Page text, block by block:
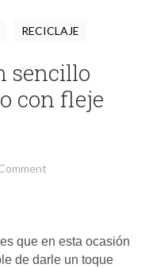
RECICLAJE
sencillo
con fleje
que en esta ocasión
de darle un toque